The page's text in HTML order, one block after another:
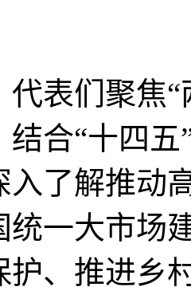
表们聚焦“
合“十四
入了解推动
统一大市场
护、推进乡